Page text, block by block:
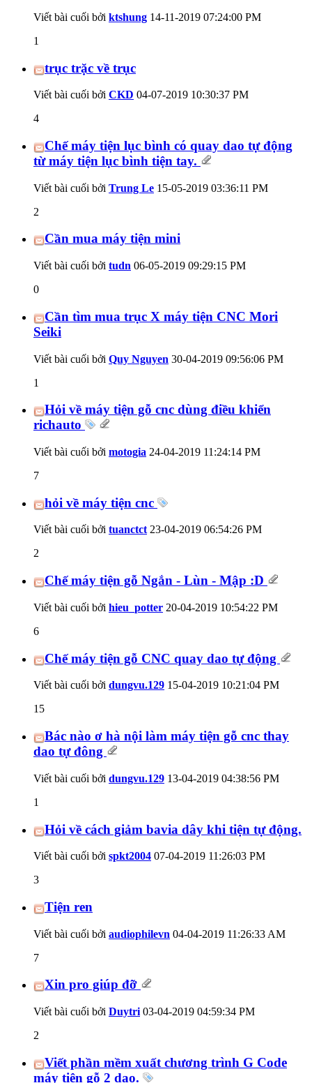
Viết bài cuối bởi ktshung 14-11-2019 07:24:00 PM
1
trục trặc về trục
Viết bài cuối bởi CKD 04-07-2019 10:30:37 PM
4
Chế máy tiện lục bình có quay dao tự động
từ máy tiện lục bình tiện tay.
Viết bài cuối bởi Trung Le 15-05-2019 03:36:11 PM
2
Cần mua máy tiện mini
Viết bài cuối bởi tudn 06-05-2019 09:29:15 PM
0
Cần tìm mua trục X máy tiện CNC Mori
Seiki
Viết bài cuối bởi Quy Nguyen 30-04-2019 09:56:06 PM
1
Hỏi về máy tiện gỗ cnc dùng điều khiển
richauto
Viết bài cuối bởi motogia 24-04-2019 11:24:14 PM
7
hỏi về máy tiện cnc
Viết bài cuối bởi tuanctct23-04-2019 06:54:26 PM
2
Chế máy tiện gỗ Ngắn - Lùn - Mập :D
Viết bài cuối bởi hieu_potter 20-04-2019 10:54:22 PM
6
Chế máy tiện gỗ CNC quay dao tự động
Viết bài cuối bởi dungvu.129 15-04-2019 10:21:04 PM
15
Bác nào ơ hà nội làm máy tiện gỗ cnc thay
dao tự đông
Viết bài cuối bởi dungvu.129 13-04-2019 04:38:56 PM
1
Hỏi về cách giảm bavia dây khi tiện tự động.
Viết bài cuối bởi spkt2004 07-04-2019 11:26:03 PM
3
Tiện ren
Viết bài cuối bởi audiophilevn 04-04-2019 11:26:33 AM
7
Xin pro giúp đỡ
Viết bài cuối bởi Duytri 03-04-2019 04:59:34 PM
2
Viết phần mềm xuất chương trình G Code
máy tiện gỗ 2 dao.